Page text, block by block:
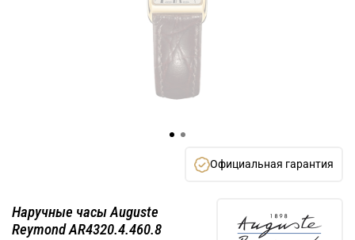
Официальная гарантия
Наручные часы Auguste
Reymond AR4320.4.460.8